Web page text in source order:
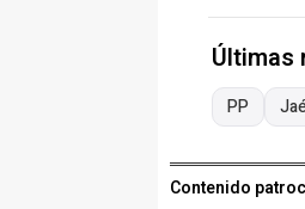
Últimas
PP
Contenido